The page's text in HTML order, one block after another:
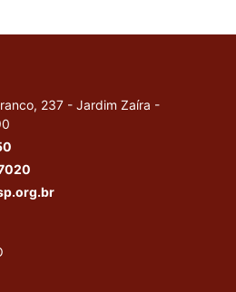
237 - Jardim Zaíra -